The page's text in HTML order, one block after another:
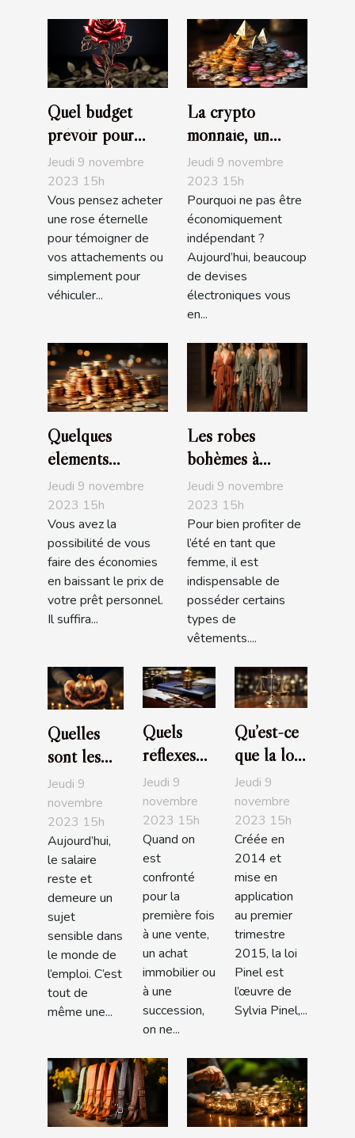
Quel budget
prévoir pour
l’achat d’une rose
éternelle ?
Jeudi 9 novembre
2023 15h
Vous pensez acheter
une rose éternelle
pour témoigner de
vos attachements ou
simplement pour
véhiculer...
La crypto
monnaie, un
choix
d’investissement,
d’achat ou de de
trading très
populaire
Jeudi 9 novembre
2023 15h
Pourquoi ne pas être
économiquement
indépendant ?
Aujourd’hui, beaucoup
de devises
électroniques vous
en...
Quelques
éléments
nécessaires pour
baisser le prix de
son prêt
personnel
Jeudi 9 novembre
2023 15h
Vous avez la
possibilité de vous
faire des économies
en baissant le prix de
votre prêt personnel.
Il suffira...
Les robes
bohèmes à
acheter
obligatoirement
pour l’été
Jeudi 9 novembre
2023 15h
Pour bien profiter de
l’été en tant que
femme, il est
indispensable de
posséder certains
types de
vêtements....
Quelles
sont les
entreprises
les plus
généreuses
en France
en 2019?
Jeudi 9
novembre
2023 15h
Aujourd’hui,
le salaire
reste et
demeure un
sujet
sensible dans
le monde de
l’emploi. C’est
tout de
même une...
Quels
réflexes
avoir
quand on
est à la
recherche
d’un bon
notaire ?
Jeudi 9
novembre
2023 15h
Quand on
est
confronté
pour la
première fois
à une vente,
un achat
immobilier ou
à une
succession,
on ne...
Qu’est-ce
que la loi
Pinel ?
L'essentiel
à savoir
Jeudi 9
novembre
2023 15h
Créée en
2014 et
mise en
application
au premier
trimestre
2015, la loi
Pinel est
l’œuvre de
Sylvia Pinel,...